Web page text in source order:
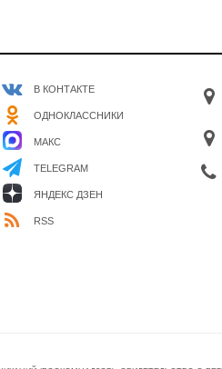
В КОНТАКТЕ
ОДНОКЛАССНИКИ
МАКС
TELEGRAM
ЯНДЕКС ДЗЕН
RSS